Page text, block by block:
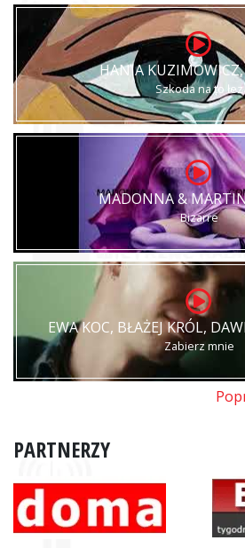
HANIA KUZIMOWICZ,
Szkoda na to łez
MADONNA &
Bizarre
EWA KOC, BŁAŻEJ KRÓL,
Zabierz mnie
PARTNERZY